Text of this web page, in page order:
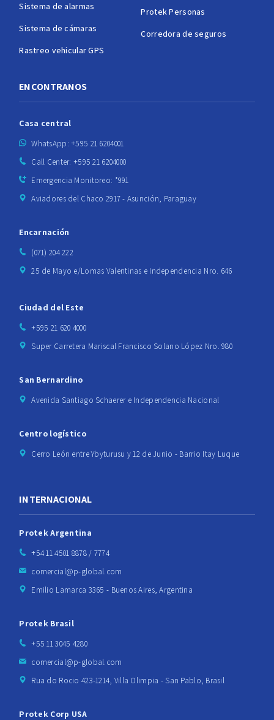
Sistema de alarmas
Sistema de cámaras
Rastreo vehicular GPS
Protek Personas
Corredora de seguros
ENCONTRANOS
Casa central
WhatsApp: +595 21 6204001
Call Center: +595 21 6204000
Emergencia Monitoreo: *991
Aviadores del Chaco 2917 - Asunción, Paraguay
Encarnación
(071) 204 222
25 de Mayo e/Lomas Valentinas e Independencia Nro. 646
Ciudad del Este
+595 21 620 4000
Super Carretera Mariscal Francisco Solano López Nro. 980
San Bernardino
Avenida Santiago Schaerer e Independencia Nacional
Centro logístico
Cerro León entre Ybyturusu y 12 de Junio - Barrio Itay Luque
INTERNACIONAL
Protek Argentina
+54 11 4501 8878 / 7774
comercial@p-global.com
Emilio Lamarca 3365 - Buenos Aires, Argentina
Protek Brasil
+55 11 3045 4280
comercial@p-global.com
Rua do Rocio 423-1214, Villa Olimpia - San Pablo, Brasil
Protek Corp USA